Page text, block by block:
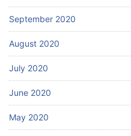
September 2020
August 2020
July 2020
June 2020
May 2020